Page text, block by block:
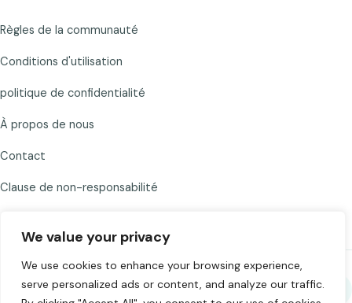
We value your privacy
We use cookies to enhance your browsing experience,
serve personalized ads or content, and analyze our traffic.
Règles de la communauté
Conditions d'utilisation
politique de confidentialité
À propos de nous
Contact
Clause de non-responsabilité
Partagez Chat to Strangers